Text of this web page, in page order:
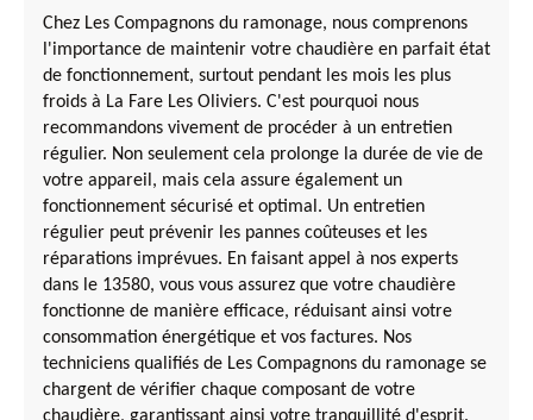
Chez Les Compagnons du ramonage, nous comprenons
l'importance de maintenir votre chaudière en parfait état
de fonctionnement, surtout pendant les mois les plus
froids à La Fare Les Oliviers. C'est pourquoi nous
recommandons vivement de procéder à un entretien
régulier. Non seulement cela prolonge la durée de vie de
votre appareil, mais cela assure également un
fonctionnement sécurisé et optimal. Un entretien
régulier peut prévenir les pannes coûteuses et les
réparations imprévues. En faisant appel à nos experts
dans le 13580, vous vous assurez que votre chaudière
fonctionne de manière efficace, réduisant ainsi votre
consommation énergétique et vos factures. Nos
techniciens qualifiés de Les Compagnons du ramonage se
chargent de vérifier chaque composant de votre
chaudière, garantissant ainsi votre tranquillité d'esprit.